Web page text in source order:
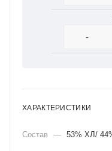
-
ХАРАКТЕРИСТИКИ
Состав — 53% ХЛ/